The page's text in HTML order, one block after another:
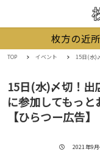
枚方の近
TOP イベント 15日(水)〆切！出
15日(水)〆切！出
に参加してもっ
【ひらつー広告】
投稿日
2021年9